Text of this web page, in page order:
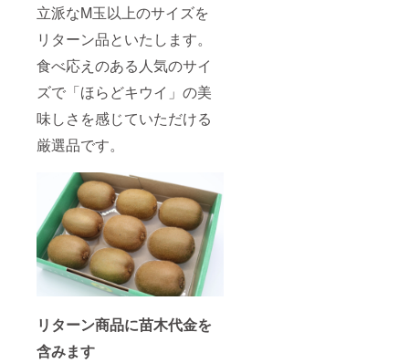
立派なM玉以上のサイズを
リターン品といたします。
食べ応えのある人気のサイ
ズで「ほらどキウイ」の美
味しさを感じていただける
厳選品です。
リターン商品に苗木代金を
含みます